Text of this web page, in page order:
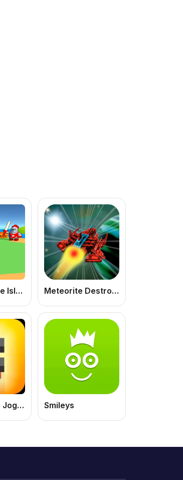
Legend of the Isles. The Hero's Path Meteorite Destroyer
Retro Speed: Jogo de Corrida Online Grátis com Estilo Arcade Retrô Smileys